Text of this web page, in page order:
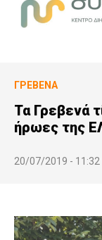
ΓΡΕΒΕΝΆ
Τα Γρεβενά
ήρωες της
20/07/2019 - 11:32